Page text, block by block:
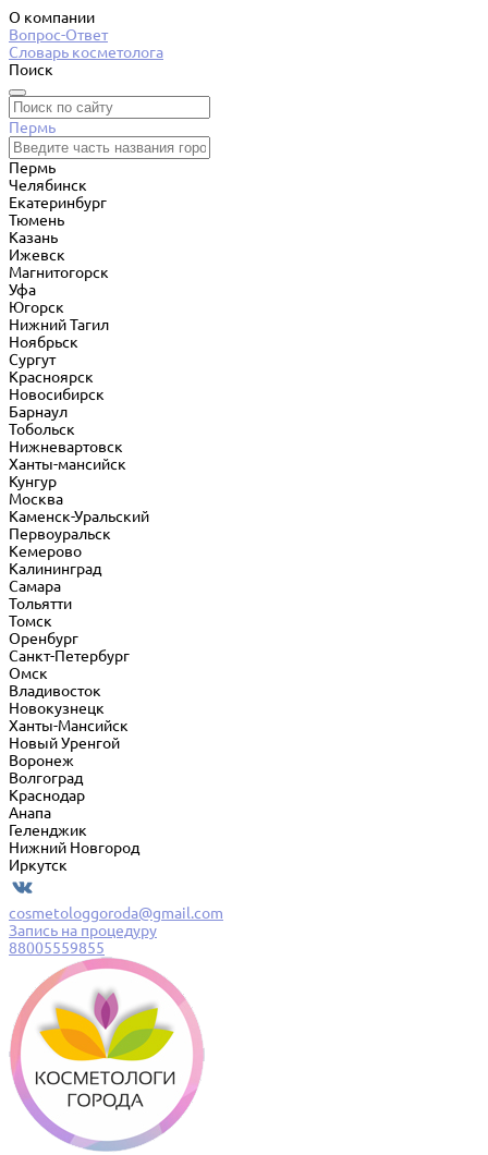
О компании
Вопрос-Ответ
Словарь косметолога
Поиск
Пермь
Пермь
Челябинск
Екатеринбург
Тюмень
Казань
Ижевск
Магнитогорск
Уфа
Югорск
Нижний Тагил
Ноябрьск
Сургут
Красноярск
Новосибирск
Барнаул
Тобольск
Нижневартовск
Ханты-мансийск
Кунгур
Москва
Каменск-Уральский
Первоуральск
Кемерово
Калининград
Самара
Тольятти
Томск
Оренбург
Санкт-Петербург
Омск
Владивосток
Новокузнецк
Ханты-Мансийск
Новый Уренгой
Воронеж
Волгоград
Краснодар
Анапа
Геленджик
Нижний Новгород
Иркутск
cosmetologgoroda@gmail.com
Запись на процедуру
88005559855